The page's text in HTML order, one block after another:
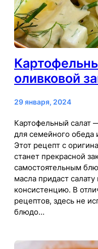
оливковой
29 января, 2024
Картофельный салат
для семейного обеда
Этот рецепт с
станет прекрасной
самостоятельным
масла придаст
консистенцию. В
рецептов, здесь не
блюдо…